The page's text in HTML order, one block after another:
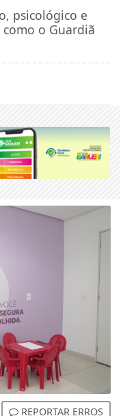
psicológico e
o Guardiã
REPORTAR ERROS